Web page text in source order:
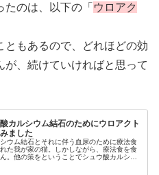
のは、以下の「 ウロアク
もあるので、どれほどの効
、続けていければと思って
カルシウム結石のためにウロアクト
ました
ウム結石とそれに伴う血尿のために療法食
た我が家の猫。しかしながら、療法食を食
。他の策をということでシュウ酸カルシウ